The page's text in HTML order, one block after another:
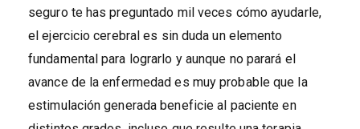
seguro te has preguntado mil veces cómo ayudarle,
el ejercicio cerebral es sin duda un elemento
fundamental para lograrlo y aunque no parará el
avance de la enfermedad es muy probable que la
estimulación generada beneficie al paciente en